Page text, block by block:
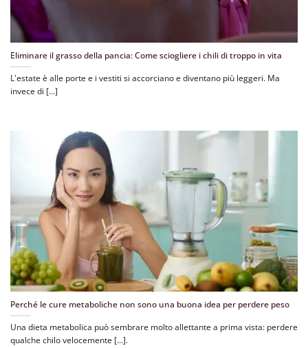
Eliminare il grasso della pancia: Come sciogliere i chili di troppo in vita
L'estate è alle porte e i vestiti si accorciano e diventano più leggeri. Ma
invece di [...]
Perché le cure metaboliche non sono una buona idea per perdere peso
Una dieta metabolica può sembrare molto allettante a prima vista: perdere
qualche chilo velocemente [...].